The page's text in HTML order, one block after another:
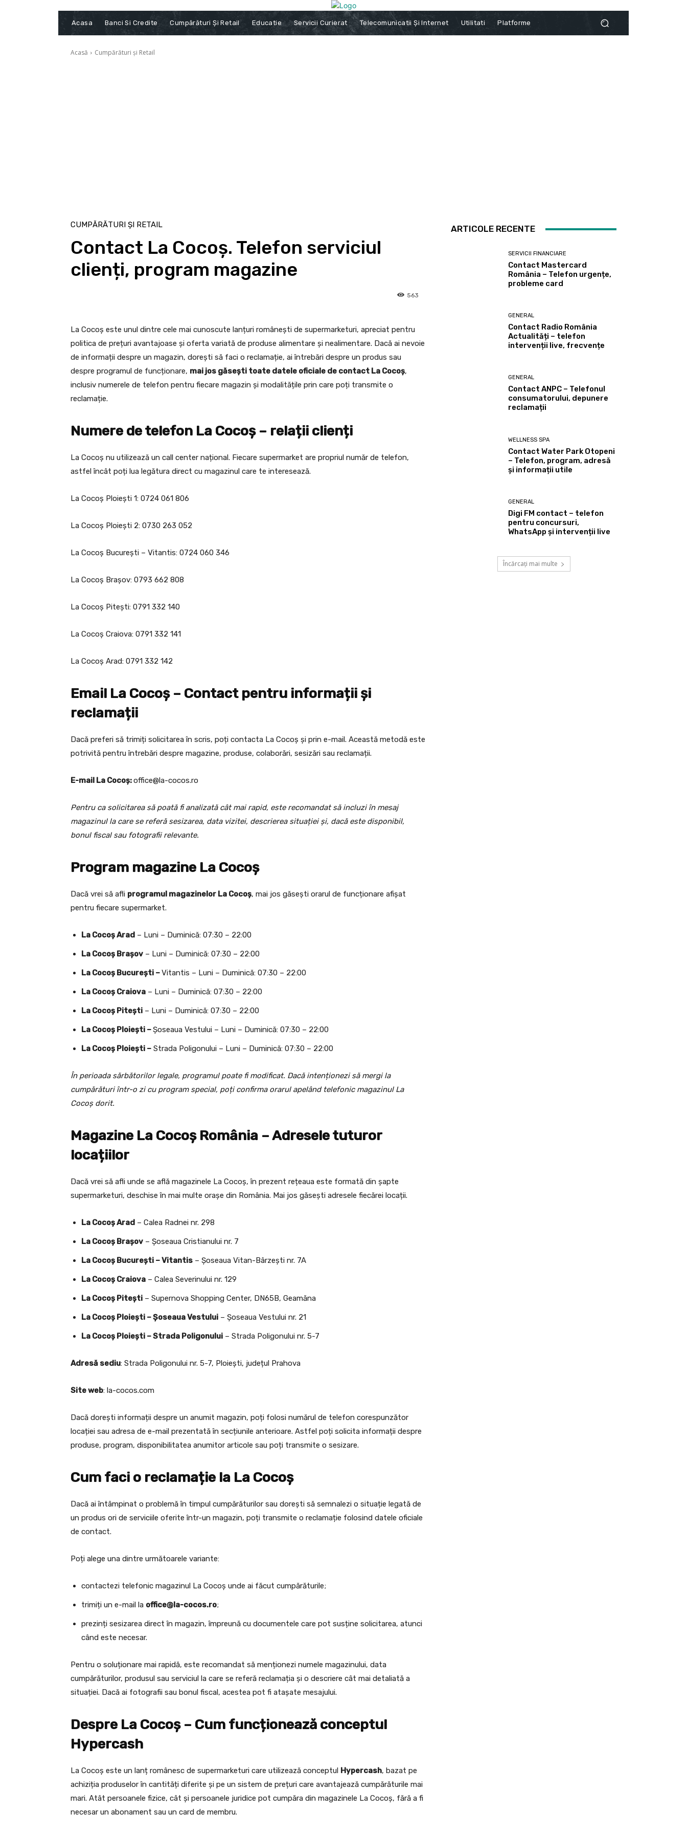
Acasa Banci Si Credite Cumpărături Și Retail Educatie Servicii Curierat Telecomunicatii Și Internet Utilitati Platforme
Acasă Cumpărături și Retail
CUMPĂRĂTURI ȘI RETAIL
Contact La Cocoș. Telefon serviciul
clienți, program magazine
563
La Cocoș este unul dintre cele mai cunoscute lanțuri românești de supermarketuri, apreciat pentru
politica de prețuri avantajoase și oferta variată de produse alimentare și nealimentare. Dacă ai nevoie
de informații despre un magazin, dorești să faci o reclamație, ai întrebări despre un produs sau
despre programul de funcționare, mai jos găsești toate datele oficiale de contact La Cocoș,
inclusiv numerele de telefon pentru fiecare magazin și modalitățile prin care poți transmite o
reclamație.
Numere de telefon La Cocoș – relații clienți
La Cocoș nu utilizează un call center național. Fiecare supermarket are propriul număr de telefon,
astfel încât poți lua legătura direct cu magazinul care te interesează.
La Cocoș Ploiești 1: 0724 061 806
La Cocoș Ploiești 2: 0730 263 052
La Cocoș București – Vitantis: 0724 060 346
La Cocoș Brașov: 0793 662 808
La Cocoș Pitești: 0791 332 140
La Cocoș Craiova: 0791 332 141
La Cocoș Arad: 0791 332 142
Email La Cocoș – Contact pentru informații și
reclamații
Dacă preferi să trimiți solicitarea în scris, poți contacta La Cocoș și prin e-mail. Această metodă este
potrivită pentru întrebări despre magazine, produse, colaborări, sesizări sau reclamații.
E-mail La Cocoș:office@la-cocos.ro
Pentru ca solicitarea să poată fi analizată cât mai rapid, este recomandat să incluzi în mesaj
magazinul la care se referă sesizarea, data vizitei, descrierea situației și, dacă este disponibil,
bonul fiscal sau fotografii relevante.
Program magazine La Cocoș
Dacă vrei să afli programul magazinelor La Cocoș, mai jos găsești orarul de funcționare afișat
pentru fiecare supermarket.
La Cocoș Arad – Luni – Duminică: 07:30 – 22:00
La Cocoș Brașov – Luni – Duminică: 07:30 – 22:00
La Cocoș București –Vitantis – Luni – Duminică: 07:30 – 22:00
La Cocoș Craiova – Luni – Duminică: 07:30 – 22:00
La Cocoș Pitești – Luni – Duminică: 07:30 – 22:00
La Cocoș Ploiești –Șoseaua Vestului – Luni – Duminică: 07:30 – 22:00
La Cocoș Ploiești – Strada Poligonului – Luni – Duminică: 07:30 – 22:00
În perioada sărbătorilor legale, programul poate fi modificat. Dacă intenționezi să mergi la
cumpărături într-o zi cu program special, poți confirma orarul apelând telefonic magazinul La
Cocoș dorit.
Magazine La Cocoș România – Adresele tuturor
locațiilor
Dacă vrei să afli unde se află magazinele La Cocoș, în prezent rețeaua este formată din șapte
supermarketuri, deschise în mai multe orașe din România. Mai jos găsești adresele fiecărei locații.
La Cocoș Arad – Calea Radnei nr. 298
La Cocoș Brașov – Șoseaua Cristianului nr. 7
La Cocoș București – Vitantis – Șoseaua Vitan-Bârzești nr. 7A
La Cocoș Craiova – Calea Severinului nr. 129
La Cocoș Pitești – Supernova Shopping Center, DN65B, Geamăna
La Cocoș Ploiești – Șoseaua Vestului – Șoseaua Vestului nr. 21
La Cocoș Ploiești – Strada Poligonului – Strada Poligonului nr. 5-7
Adresă sediu: Strada Poligonului nr. 5-7, Ploiești, județul Prahova
Site web: la-cocos.com
Dacă dorești informații despre un anumit magazin, poți folosi numărul de telefon corespunzător
locației sau adresa de e-mail prezentată în secțiunile anterioare. Astfel poți solicita informații despre
produse, program, disponibilitatea anumitor articole sau poți transmite o sesizare.
Cum faci o reclamație la La Cocoș
Dacă ai întâmpinat o problemă în timpul cumpărăturilor sau dorești să semnalezi o situație legată de
un produs ori de serviciile oferite într-un magazin, poți transmite o reclamație folosind datele oficiale
de contact.
Poți alege una dintre următoarele variante:
contactezi telefonic magazinul La Cocoș unde ai făcut cumpărăturile;
trimiți un e-mail la office@la-cocos.ro;
prezinți sesizarea direct în magazin, împreună cu documentele care pot susține solicitarea, atunci
când este necesar.
Pentru o soluționare mai rapidă, este recomandat să menționezi numele magazinului, data
cumpărăturilor, produsul sau serviciul la care se referă reclamația și o descriere cât mai detaliată a
situației. Dacă ai fotografii sau bonul fiscal, acestea pot fi atașate mesajului.
Despre La Cocoș – Cum funcționează conceptul
Hypercash
La Cocoș este un lanț românesc de supermarketuri care utilizează conceptul Hypercash, bazat pe
achiziția produselor în cantități diferite și pe un sistem de prețuri care avantajează cumpărăturile mai
mari. Atât persoanele fizice, cât și persoanele juridice pot cumpăra din magazinele La Cocoș, fără a fi
necesar un abonament sau un card de membru.
ARTICOLE RECENTE
SERVICII FINANCIARE
Contact Mastercard
România – Telefon urgențe,
probleme card
GENERAL
Contact Radio România
Actualități – telefon
intervenții live, frecvențe
GENERAL
Contact ANPC – Telefonul
consumatorului, depunere
reclamații
WELLNESS SPA
Contact Water Park Otopeni
– Telefon, program, adresă
și informații utile
GENERAL
Digi FM contact – telefon
pentru concursuri,
WhatsApp și intervenții live
Încărcați mai multe